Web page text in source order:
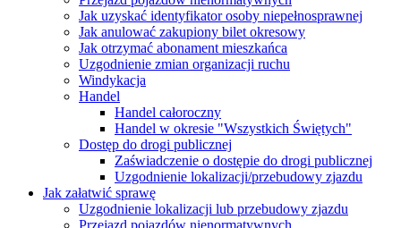
Jak uzyskać identyfikator osoby niepełnosprawnej
Jak anulować zakupiony bilet okresowy
Jak otrzymać abonament mieszkańca
Uzgodnienie zmian organizacji ruchu
Windykacja
Handel
Handel całoroczny
Handel w okresie "Wszystkich Świętych"
Dostęp do drogi publicznej
Zaświadczenie o dostępie do drogi publicznej
Uzgodnienie lokalizacji/przebudowy zjazdu
Jak załatwić sprawę
Uzgodnienie lokalizacji lub przebudowy zjazdu
Przejazd pojazdów nienormatywnych